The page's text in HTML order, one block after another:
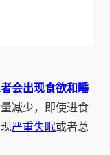
会出现食欲和睡
减少，即使进食
严重失眠或者总